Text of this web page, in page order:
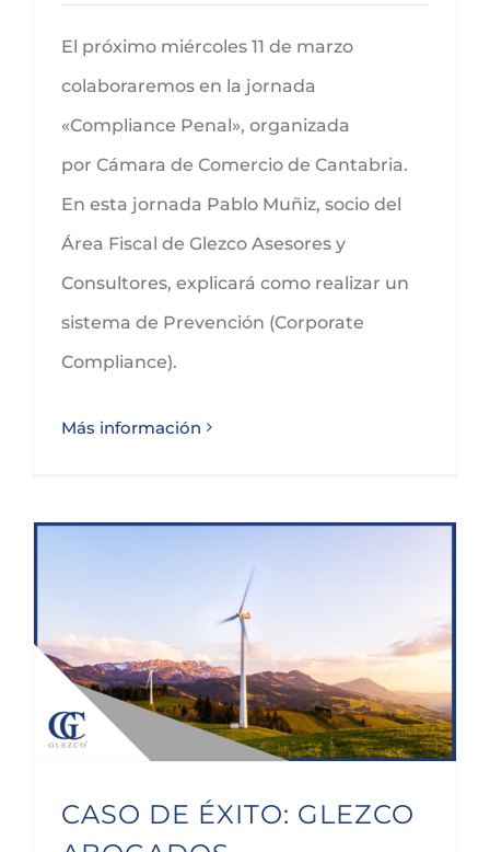
El próximo miércoles 11 de marzo
colaboraremos en la jornada
«Compliance Penal», organizada
por Cámara de Comercio de Cantabria.
En esta jornada Pablo Muñiz, socio del
Área Fiscal de Glezco Asesores y
Consultores, explicará como realizar un
sistema de Prevención (Corporate
Compliance).
Más información
CASO DE ÉXITO: GLEZCO